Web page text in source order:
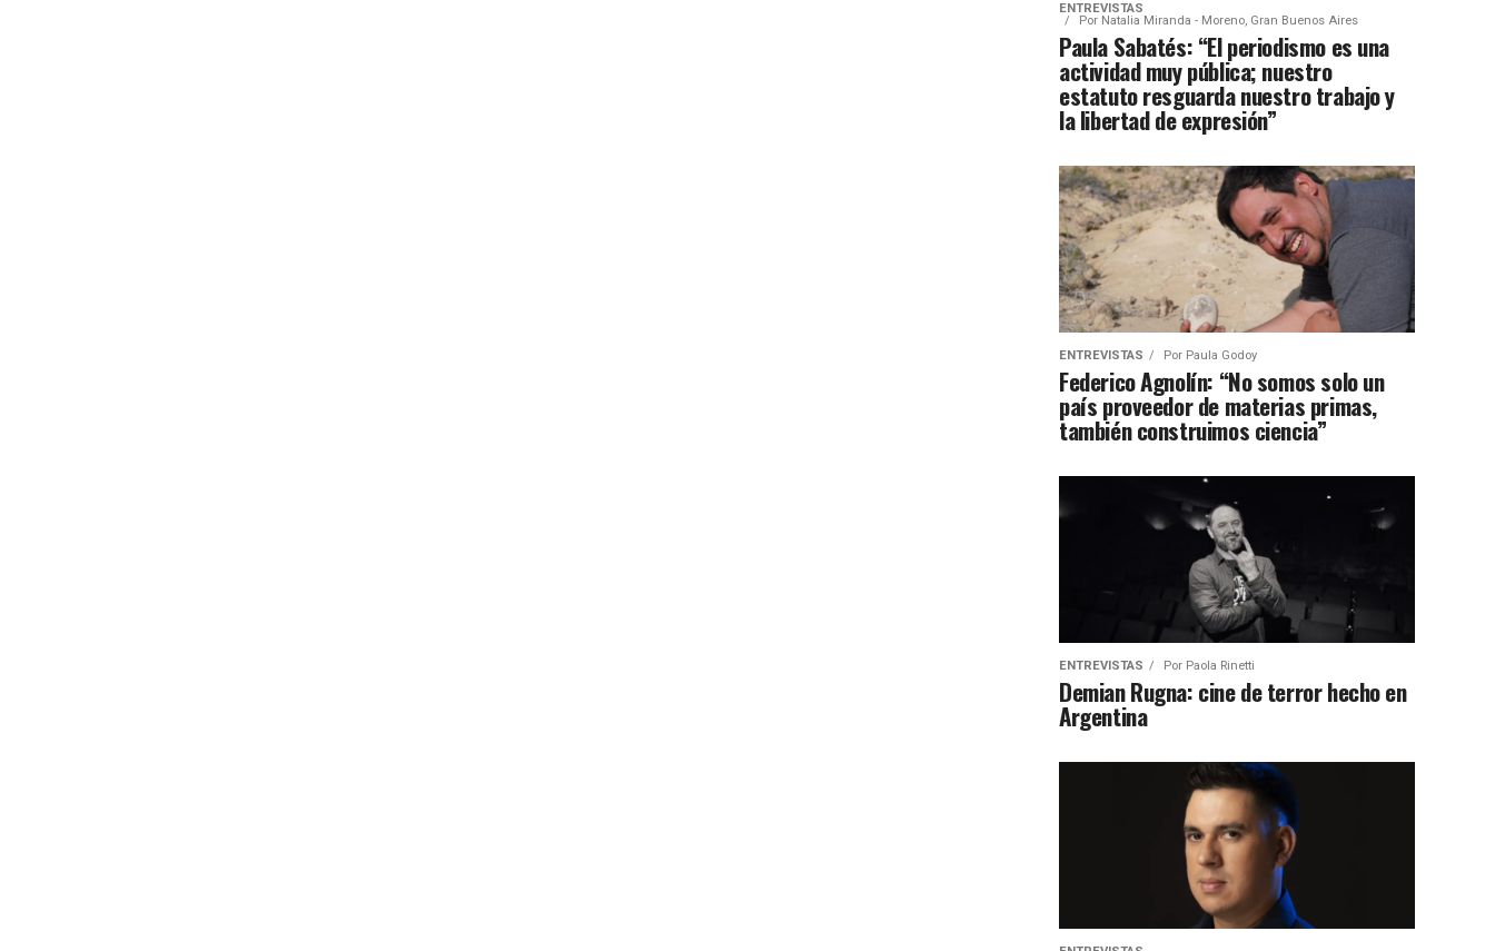
ENTREVISTAS
Por Natalia Miranda - Moreno, Gran Buenos Aires
Paula Sabatés: “El periodismo es una
actividad muy pública; nuestro
estatuto resguarda nuestro trabajo y
la libertad de expresión”
ENTREVISTAS Por Paula Godoy
Federico Agnolín: “No somos solo un
país proveedor de materias primas,
también construimos ciencia”
ENTREVISTAS Por Paola Rinetti
Demian Rugna: cine de terror hecho en
Argentina